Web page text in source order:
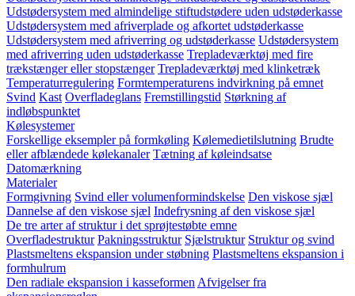
Udstødersystem med almindelige stiftudstødere uden udstøderkasse
Udstødersystem med afriverplade og afkortet udstøderkasse
Udstødersystem med afriverring og udstøderkasse Udstødersystem
med afriverring uden udstøderkasse Trepladeværktøj med fire
trækstænger eller stopstænger Trepladeværktøj med klinketræk
Temperaturregulering Formtemperaturens indvirkning på emnet
Svind Kast Overfladeglans Fremstillingstid Størkning af
indløbspunktet
Kølesystemer
Forskellige eksempler på formkøling Kølemedietilslutning Brudte
eller afblændede kølekanaler Tætning af køleindsatse
Datomærkning
Materialer
Formgivning Svind eller volumenformindskelse Den viskose sjæl
Dannelse af den viskose sjæl Indefrysning af den viskose sjæl
De tre arter af struktur i det sprøjtestøbte emne
Overfladestruktur Pakningsstruktur Sjælstruktur Struktur og svind
Plastsmeltens ekspansion under støbning Plastsmeltens ekspansion i
formhulrum
Den radiale ekspansion i kasseformen Afvigelser fra